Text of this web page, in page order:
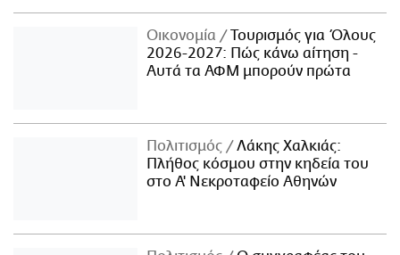
Οικονομία
Τουρισμός για Όλους
2026-2027: Πώς κάνω αίτηση -
Αυτά τα ΑΦΜ μπορούν πρώτα
Πολιτισμός
Λάκης Χαλκιάς:
Πλήθος κόσμου στην κηδεία του
στο Α' Νεκροταφείο Αθηνών